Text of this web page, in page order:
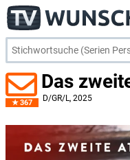
367
Das
D/GR/L, 2025